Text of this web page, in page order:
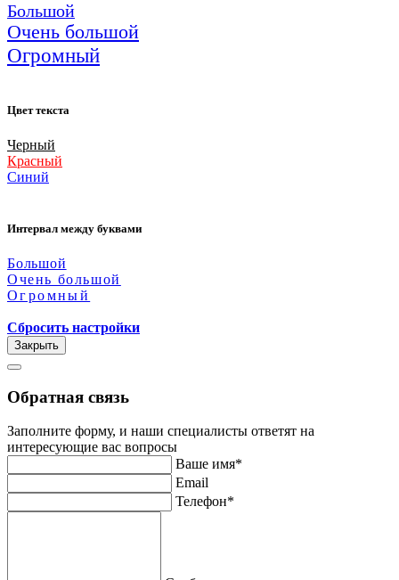
Большой
Очень большой
Огромный
Цвет текста
Черный
Красный
Синий
Интервал между буквами
Большой
Очень большой
Огромный
Сбросить настройки
Закрыть
Обратная связь
Заполните форму, и наши специалисты ответят на
интересующие вас вопросы
Ваше имя*
Email
Телефон*